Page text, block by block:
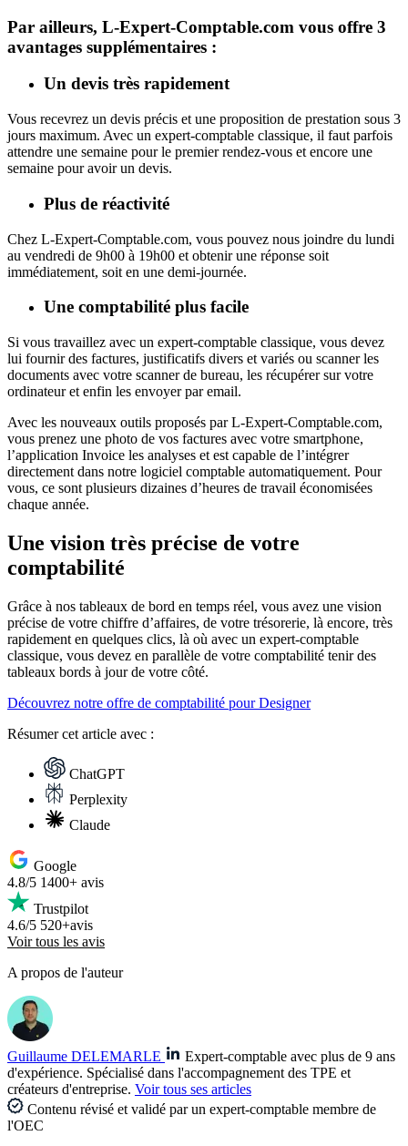
Par ailleurs, L-Expert-Comptable.com vous offre 3
avantages supplémentaires :
Un devis très rapidement
Vous recevrez un devis précis et une proposition de prestation sous 3
jours maximum. Avec un expert-comptable classique, il faut parfois
attendre une semaine pour le premier rendez-vous et encore une
semaine pour avoir un devis.
Plus de réactivité
Chez L-Expert-Comptable.com, vous pouvez nous joindre du lundi
au vendredi de 9h00 à 19h00 et obtenir une réponse soit
immédiatement, soit en une demi-journée.
Une comptabilité plus facile
Si vous travaillez avec un expert-comptable classique, vous devez
lui fournir des factures, justificatifs divers et variés ou scanner les
documents avec votre scanner de bureau, les récupérer sur votre
ordinateur et enfin les envoyer par email.
Avec les nouveaux outils proposés par L-Expert-Comptable.com,
vous prenez une photo de vos factures avec votre smartphone,
l’application Invoice les analyses et est capable de l’intégrer
directement dans notre logiciel comptable automatiquement. Pour
vous, ce sont plusieurs dizaines d’heures de travail économisées
chaque année.
Une vision très précise de votre
comptabilité
Grâce à nos tableaux de bord en temps réel, vous avez une vision
précise de votre chiffre d’affaires, de votre trésorerie, là encore, très
rapidement en quelques clics, là où avec un expert-comptable
classique, vous devez en parallèle de votre comptabilité tenir des
tableaux bords à jour de votre côté.
Découvrez notre offre de comptabilité pour Designer
Résumercet article avec :
ChatGPT
Perplexity
Claude
Google
4.8/5 1400+ avis
Trustpilot
4.6/5 520+avis
Voir tous les avis
A propos de l'auteur
Guillaume DELEMARLE
Expert-comptable avec plus de 9 ans
d'expérience. Spécialisé dans l'accompagnement des TPE et
créateurs d'entreprise. Voir tous ses articles
Contenu révisé et validé par un expert-comptable membre de
l'OEC